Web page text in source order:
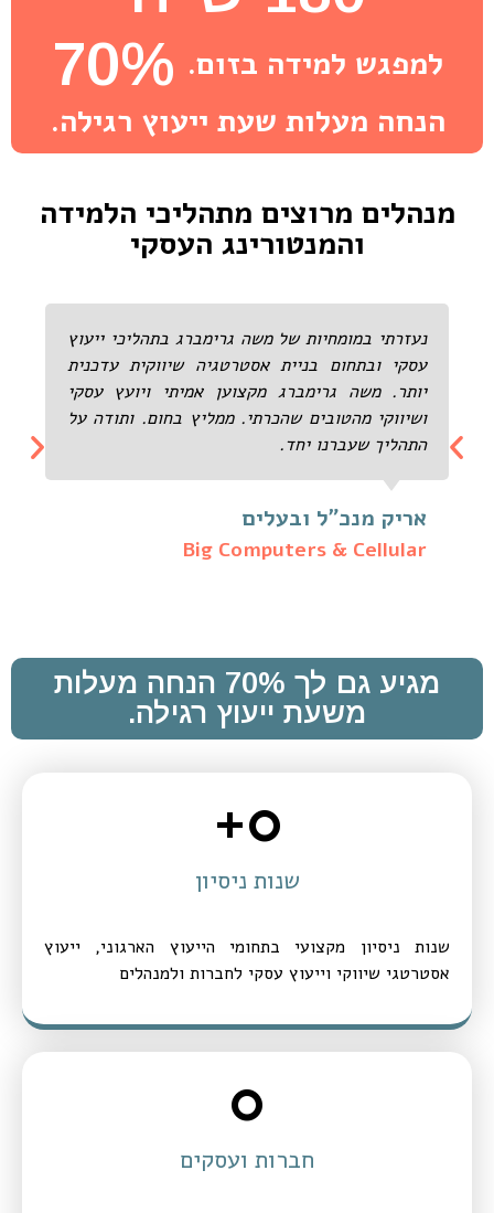
למפגש למידה בזום. 70%
הנחה מעלות שעת ייעוץ רגילה.
מנהלים מרוצים מתהליכי הלמידה
והמנטורינג העסקי
נעזרתי במומחיות של משה גרימברג בתהליכי ייעוץ
עסקי ובתחום בניית אסטרטגיה שיווקית עדכנית
יותר. משה גרימברג מקצוען אמיתי ויועץ עסקי
ושיווקי מהטובים שהכרתי. ממליץ בחום. ותודה על
התהליך שעברנו יחד.
אריק מנכ"ל ובעלים
Big Computers & Cellular
מגיע גם לך 70% הנחה מעלות
משעת ייעוץ רגילה.
שנות ניסיון
0
+
שנות ניסיון מקצועי בתחומי הייעוץ הארגוני, ייעוץ
אסטרטגי שיווקי וייעוץ עסקי לחברות ולמנהלים
חברות ועסקים
0